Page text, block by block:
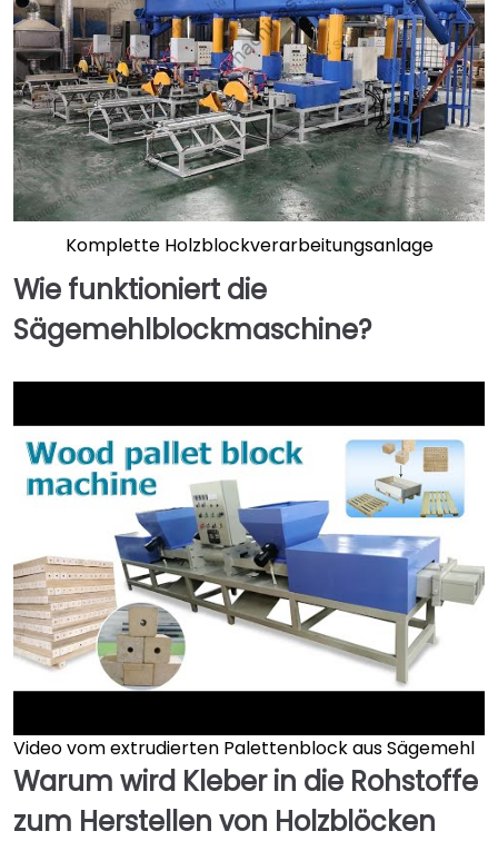
Komplette Holzblockverarbeitungsanlage
Wie funktioniert die
Sägemehlblockmaschine?
►
Video vom extrudierten Palettenblock aus Sägemehl
Warum wird Kleber in die Rohstoffe
zum Herstellen von Holzblöcken